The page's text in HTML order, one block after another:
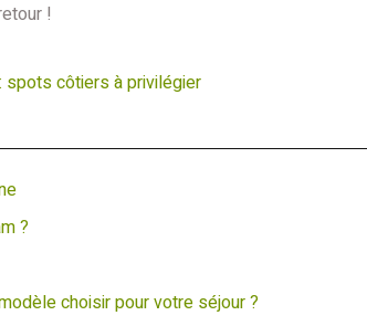
!
spots côtiers à privilégier
?
choisir pour votre séjour ?